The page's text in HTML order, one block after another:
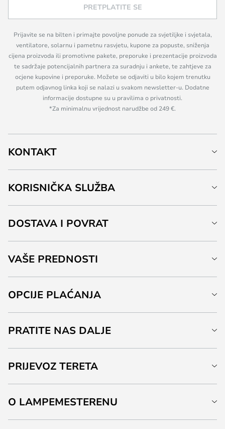
PRETPLATITE SE
Prijavite se na bilten i primajte povoljne ponude za svjetiljke i svjetala,
ventilatore, solarnu i pametnu rasvjetu, kupone za popuste, sniženja
cijena proizvoda ili promotivne pakete, preporuke i prezentacije proizvoda
te sadržaje potencijalnih partnera za suradnju i ankete, te zahtjeve za
ocjene kupovine i preporuke. Možete se odjaviti u bilo kojem trenutku
putem odjavnog linka koji se nalazi u svakom newsletter-u. Dodatne
informacije dostupne su u pravilima o privatnosti.
*Za minimalnu vrijednost narudžbe od 249 €.
KONTAKT
KORISNIČKA SLUŽBA
DOSTAVA I POVRAT
VAŠE PREDNOSTI
OPCIJE PLAĆANJA
PRATITE NAS DALJE
PRIJEVOZ TERETA
O LAMPEMESTERENU